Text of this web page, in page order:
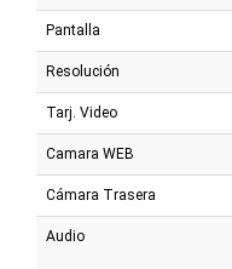
Pantalla
Resolución
Tarj. Video
Camara WEB
Cámara Trasera
Audio